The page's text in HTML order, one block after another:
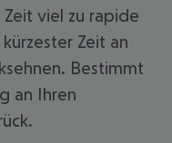
viel zu rapide
Zeit an
Bestimmt
an Ihren